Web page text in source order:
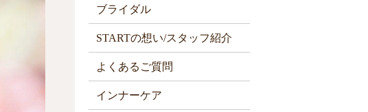
ブライダル
STARTの想い/スタッフ紹介
よくあるご質問
インナーケア